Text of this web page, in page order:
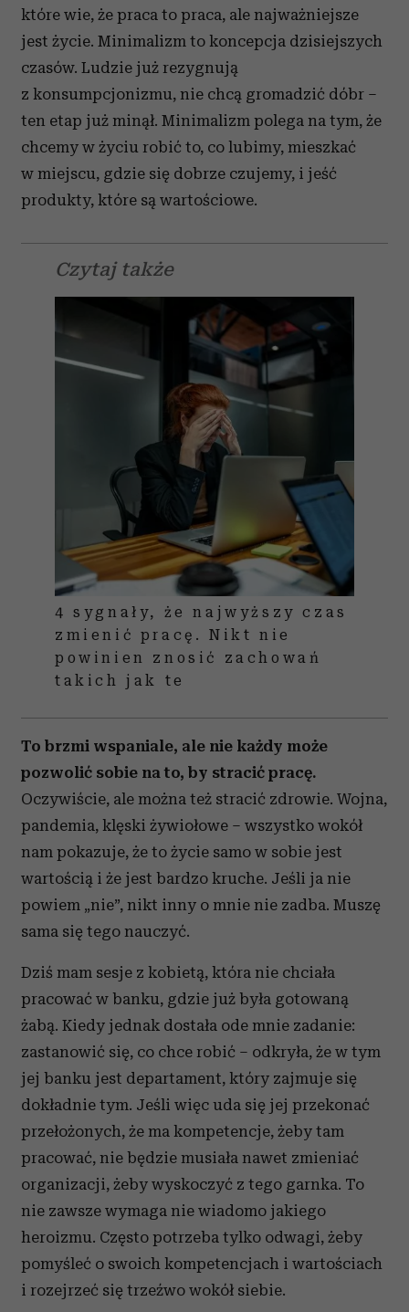
Partnerzy mogą połączyć te informacje z innymi danymi
otrzymanymi od Ciebie lub uzyskanymi podczas
korzystania z ich usług.
które wie, że praca to praca, ale najważniejsze
jest życie. Minimalizm to koncepcja dzisiejszych
czasów. Ludzie już rezygnują
z konsumpcjonizmu, nie chcą gromadzić dóbr –
ten etap już minął. Minimalizm polega na tym, że
chcemy w życiu robić to, co lubimy, mieszkać
w miejscu, gdzie się dobrze czujemy, i jeść
produkty, które są wartościowe.
Czytaj także
4 sygnały, że najwyższy czas
zmienić pracę. Nikt nie
powinien znosić zachowań
takich jak te
To brzmi wspaniale, ale nie każdy może
pozwolić sobie na to, by stracić pracę.
Oczywiście, ale można też stracić zdrowie. Wojna,
pandemia, klęski żywiołowe – wszystko wokół
nam pokazuje, że to życie samo w sobie jest
wartością i że jest bardzo kruche. Jeśli ja nie
powiem „nie”, nikt inny o mnie nie zadba. Muszę
sama się tego nauczyć.
Dziś mam sesje z kobietą, która nie chciała
pracować w banku, gdzie już była gotowaną
żabą. Kiedy jednak dostała ode mnie zadanie:
zastanowić się, co chce robić – odkryła, że w tym
jej banku jest departament, który zajmuje się
dokładnie tym. Jeśli więc uda się jej przekonać
przełożonych, że ma kompetencje, żeby tam
pracować, nie będzie musiała nawet zmieniać
organizacji, żeby wyskoczyć z tego garnka. To
nie zawsze wymaga nie wiadomo jakiego
heroizmu. Często potrzeba tylko odwagi, żeby
pomyśleć o swoich kompetencjach i wartościach
i rozejrzeć się trzeźwo wokół siebie.